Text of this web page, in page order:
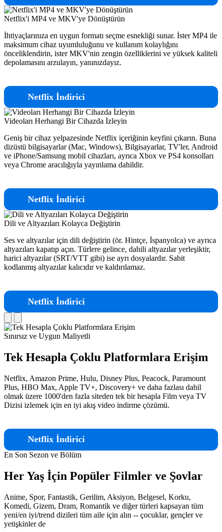
Netflix'i MP4 ve MKV'ye Dönüştürün
İhtiyaçlarınıza en uygun formatı seçme esnekliği sunar. İster MP4 ile
maksimum cihaz uyumluluğunu ve kullanım kolaylığını
önceliklendirin, ister MKV'nin zengin özelliklerini ve yüksek kaliteli
depolamasını arzulayın, yanınızdayız.
Netflix İndirici
Videoları Herhangi Bir Cihazda İzleyin
Geniş bir cihaz yelpazesinde Netflix içeriğinin keyfini çıkarın. Buna
dizüstü bilgisayarlar (Mac, Windows), Bilgisayarlar, TV'ler, Android
ve iPhone/Samsung mobil cihazları, ayrıca Xbox ve PS4 konsolları
veya Chrome aracılığıyla yayınlama dahildir.
Netflix İndirici
Dili ve Altyazıları Kolayca Değiştirin
Ses ve altyazılar için dili değiştirin (ör. Hintçe, İspanyolca) ve ayrıca
altyazıları kapatıp açın. Türlere gelince, dahili altyazılar yerleşiktir,
harici altyazılar (SRT/VTT gibi) ise ayrı dosyalardır. Sabit
kodlanmış altyazılar kalıcıdır ve kaldırılamaz.
Netflix İndirici
Sınırsız ve Uygun Maliyetli
Tek Hesapla Çoklu Platformlara Erişim
Netflix, Amazon Prime, Hulu, Disney Plus, Peacock, Paramount
Plus, HBO Max, Apple TV+, Discovery+ ve daha fazlası dahil
olmak üzere 1000'den fazla siteden tek bir hesapla Film veya TV
Dizisi izlemek için en iyi akış video indirme çözümü.
Netflix İndirici
En Son Sezon ve Bölüm
Her Yaş İçin Popüler Filmler ve Şovlar
Anime, Spor, Fantastik, Gerilim, Aksiyon, Belgesel, Korku,
Komedi, Gizem, Dram, Romantik ve diğer türleri kapsayan tüm
yeni/en iyi/trend dizileri tüm aile için alın -- çocuklar, gençler ve
yetişkinler de